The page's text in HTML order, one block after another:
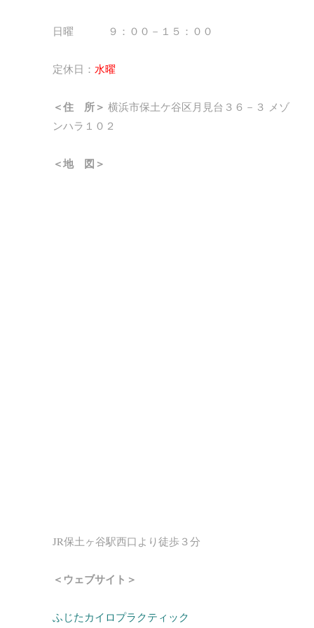
日曜 ９：００－１５：００
定休日： 水曜
＜住 所＞ 横浜市保土ケ谷区月見台３６－３ メゾ
ンハラ１０２
＜地 図＞
JR保土ヶ谷駅西口より徒歩３分
＜ウェブサイト＞
ふじたカイロプラクティック